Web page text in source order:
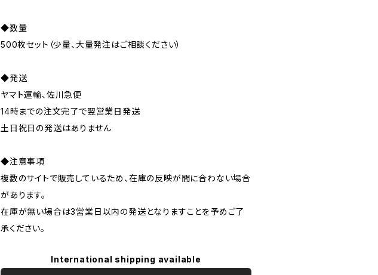
◆数量
500枚セット（少量、大量発注はご相談ください）
◆発送
ヤマト運輸、佐川急便
14時までの注文完了で翌営業日発送
土日祝日の発送はありません
◆注意事項
複数のサイトで販売しているため、在庫の反映が間に合わない場合
があります。
在庫が無い場合は3営業日以内の発送となりますことを予めご了
承ください。
International shipping available